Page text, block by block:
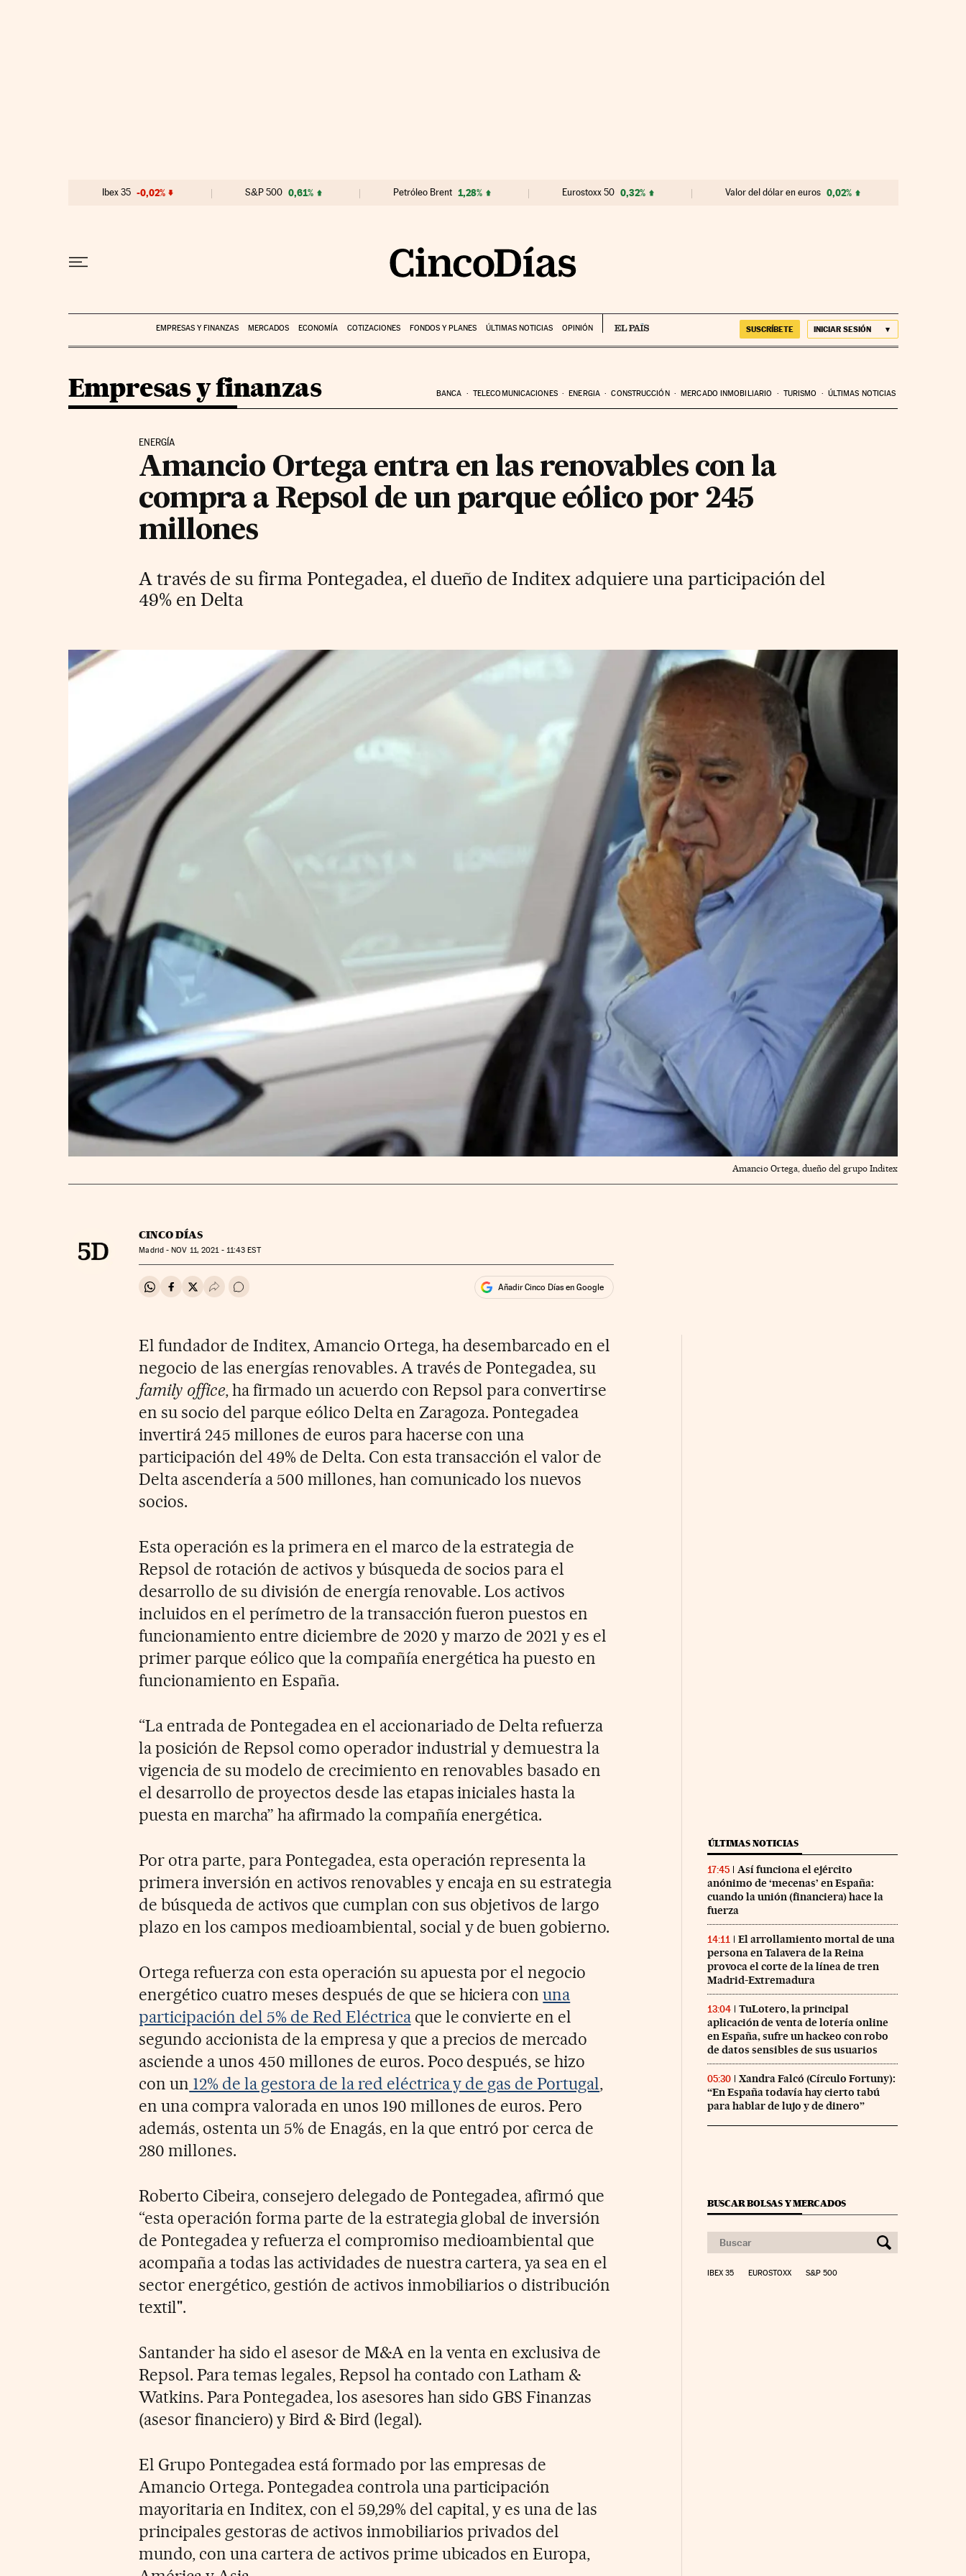
Ibex 35 -0,02% S&P 500 0,61% Petróleo Brent 1,28% Eurostoxx 50 0,32% Valor del dólar en euros 0,02%
EMPRESAS Y FINANZAS MERCADOS ECONOMÍA COTIZACIONES FONDOS Y PLANES ÚLTIMAS NOTICIAS OPINIÓN SUSCRÍBETE INICIAR SESIÓN
Empresas y finanzas BANCA TELECOMUNICACIONES ENERGIA CONSTRUCCIÓN MERCADO INMOBILIARIO TURISMO ÚLTIMAS NOTICIAS
ENERGÍA
Amancio Ortega entra en las renovables con la
compra a Repsol de un parque eólico por 245
millones
A través de su firma Pontegadea, el dueño de Inditex adquiere una participación del
49% en Delta
Amancio Ortega, dueño del grupo Inditex
CINCO DÍAS
Madrid -NOV 11, 2021 - 11:43 EST
Compartir en Whatsapp
Compartir en Facebook
Compartir en Twitter
Desplegar Redes Sociales
Ir a los comentarios Añadir Cinco Días en Google
El fundador de Inditex, Amancio Ortega, ha desembarcado en el
negocio de las energías renovables. A través de Pontegadea, su
family office, ha firmado un acuerdo con Repsol para convertirse
en su socio del parque eólico Delta en Zaragoza. Pontegadea
invertirá 245 millones de euros para hacerse con una
participación del 49% de Delta. Con esta transacción el valor de
Delta ascendería a 500 millones, han comunicado los nuevos
socios.
Esta operación es la primera en el marco de la estrategia de
Repsol de rotación de activos y búsqueda de socios para el
desarrollo de su división de energía renovable. Los activos
incluidos en el perímetro de la transacción fueron puestos en
funcionamiento entre diciembre de 2020 y marzo de 2021 y es el
primer parque eólico que la compañía energética ha puesto en
funcionamiento en España.
“La entrada de Pontegadea en el accionariado de Delta refuerza
la posición de Repsol como operador industrial y demuestra la
vigencia de su modelo de crecimiento en renovables basado en
el desarrollo de proyectos desde las etapas iniciales hasta la
puesta en marcha” ha afirmado la compañía energética.
Por otra parte, para Pontegadea, esta operación representa la
primera inversión en activos renovables y encaja en su estrategia
de búsqueda de activos que cumplan con sus objetivos de largo
plazo en los campos medioambiental, social y de buen gobierno.
Ortega refuerza con esta operación su apuesta por el negocio
energético cuatro meses después de que se hiciera conuna
participación del 5% de Red Eléctricaque le convierte en el
segundo accionista de la empresa y que a precios de mercado
asciende a unos 450 millones de euros. Poco después, se hizo
con un 12% de la gestora de la red eléctrica y de gas de Portugal,
en una compra valorada en unos 190 millones de euros. Pero
además, ostenta un 5% de Enagás, en la que entró por cerca de
280 millones.
Roberto Cibeira, consejero delegado de Pontegadea, afirmó que
“esta operación forma parte de la estrategia global de inversión
de Pontegadea y refuerza el compromiso medioambiental que
acompaña a todas las actividades de nuestra cartera, ya sea en el
sector energético, gestión de activos inmobiliarios o distribución
textil".
Santander ha sido el asesor de M&A en la venta en exclusiva de
Repsol. Para temas legales, Repsol ha contado con Latham &
Watkins. Para Pontegadea, los asesores han sido GBS Finanzas
(asesor financiero) y Bird & Bird (legal).
El Grupo Pontegadea está formado por las empresas de
Amancio Ortega. Pontegadea controla una participación
mayoritaria en Inditex, con el 59,29% del capital, y es una de las
principales gestoras de activos inmobiliarios privados del
mundo, con una cartera de activos prime ubicados en Europa,
ÚLTIMAS NOTICIAS
17:45
Así funciona el ejército
anónimo de ‘mecenas’ en España:
cuando la unión (financiera) hace la
fuerza
14:11
El arrollamiento mortal de una
persona en Talavera de la Reina
provoca el corte de la línea de tren
Madrid-Extremadura
13:04
TuLotero, la principal
aplicación de venta de lotería online
en España, sufre un hackeo con robo
de datos sensibles de sus usuarios
05:30
Xandra Falcó (Círculo Fortuny):
“En España todavía hay cierto tabú
para hablar de lujo y de dinero”
BUSCAR BOLSAS Y MERCADOS
IBEX 35 EUROSTOXX S&P 500